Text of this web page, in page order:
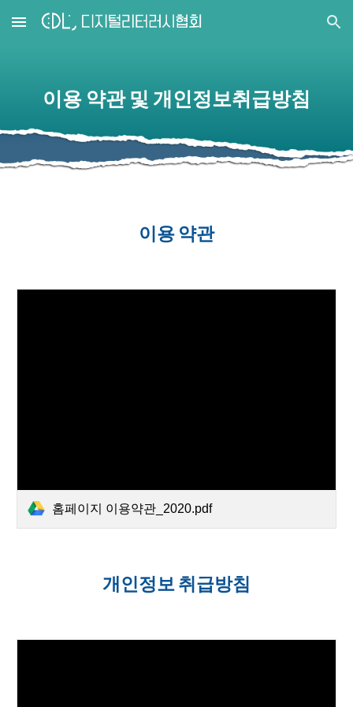
Skip to main content Skip to navigation
이용 약관 및 개인정보취급방침
이용 약관
홈페이지 이용약관_2020.pdf
개인정보 취급방침